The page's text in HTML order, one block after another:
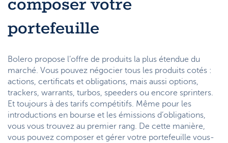
Produits
Stratégie & Analyse
Tarifs
Support
Documents
Questions fréquemment posées
Lexique
composer votre
portefeuille
Bolero propose l’offre de produits la plus étendue du
marché. Vous pouvez négocier tous les produits cotés :
actions, certificats et obligations, mais aussi options,
trackers, warrants, turbos, speeders ou encore sprinters.
Et toujours à des tarifs compétitifs. Même pour les
introductions en bourse et les émissions d’obligations,
vous vous trouvez au premier rang. De cette manière,
vous pouvez composer et gérer votre portefeuille vous-